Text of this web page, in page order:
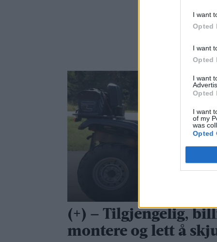
I want
Opted
I want
Opted
I want
Opted
I want
of my
was
Opted